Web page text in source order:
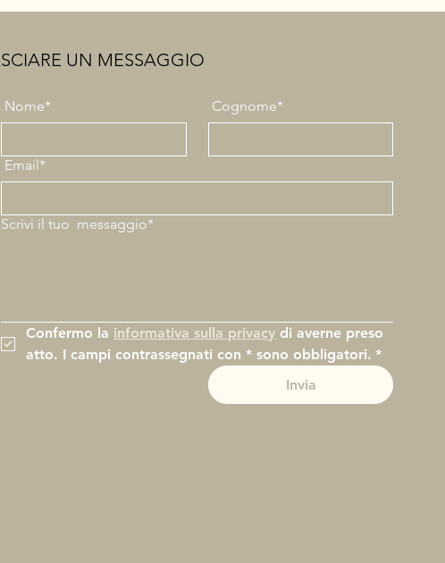
UN MESSAGGIO
Nome* Cognome*
Email*
Scrivi il tuo messaggio*
Confermo la informativa sulla privacy di averne preso
atto. I campi contrassegnati con * sono obbligatori. *
Invia